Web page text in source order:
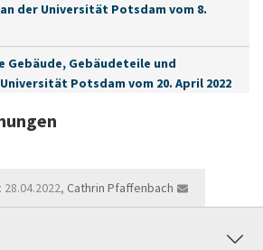
der Universität Potsdam vom 8.
Gebäude, Gebäudeteile und
Potsdam vom 20. April 2022
Cathrin Pfaffenbach